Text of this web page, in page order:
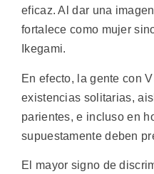
eficaz. Al dar una
fortalece como mujer
Ikegami.
En efecto, la gente con
existencias solitarias,
parientes, e incluso en
supuestamente deben
El mayor signo de